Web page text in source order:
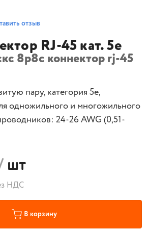
отзыв
RJ-45 кат. 5e
8p8c коннектор rj-45
пару, категория 5e,
одножильного и многожильного
24-26 AWG (0,51-
шт
НДС
В корзину